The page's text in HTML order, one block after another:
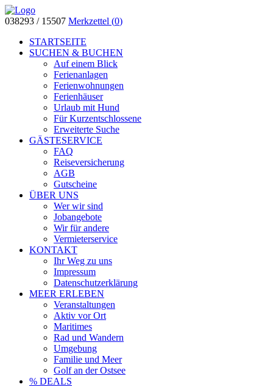
038293 / 15507 Merkzettel (0)
STARTSEITE
SUCHEN & BUCHEN
Auf einem Blick
Ferienanlagen
Ferienwohnungen
Ferienhäuser
Urlaub mit Hund
Für Kurzentschlossene
Erweiterte Suche
GÄSTESERVICE
FAQ
Reiseversicherung
AGB
Gutscheine
ÜBER UNS
Wer wir sind
Jobangebote
Wir für andere
Vermieterservice
KONTAKT
Ihr Weg zu uns
Impressum
Datenschutzerklärung
MEER ERLEBEN
Veranstaltungen
Aktiv vor Ort
Maritimes
Rad und Wandern
Umgebung
Familie und Meer
Golf an der Ostsee
% DEALS